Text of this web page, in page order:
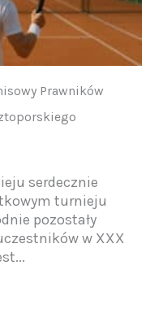
Prawników
serdecznie
turnieju
pozostały
w XXX